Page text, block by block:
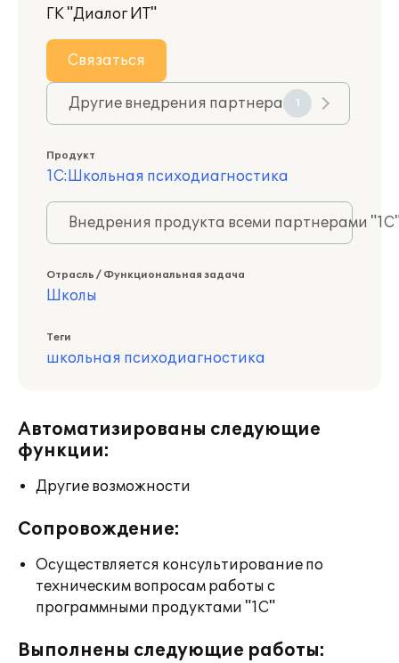
ГК "Диалог ИТ"
Связаться
Другие внедрения партнера 1
Продукт
1С:Школьная психодиагностика
Внедрения продукта всеми партнерами
Отрасль / Функциональная задача
Школы
Теги
школьная психодиагностика
Автоматизированы следующие
функции:
Другие возможности
Сопровождение:
Осуществляется консультирование по
техническим вопросам работы с
программными продуктами "1С"
Выполнены следующие работы: